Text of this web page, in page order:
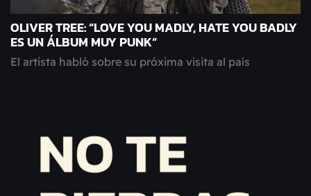
OLIVER TREE: “LOVE YOU MADLY, HATE YOU BADLY
ES UN ÁLBUM MUY PUNK”
El artista habló sobre su próxima visita al país